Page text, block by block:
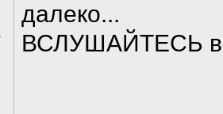
далеко...
ВСЛУШАЙТЕСЬ в